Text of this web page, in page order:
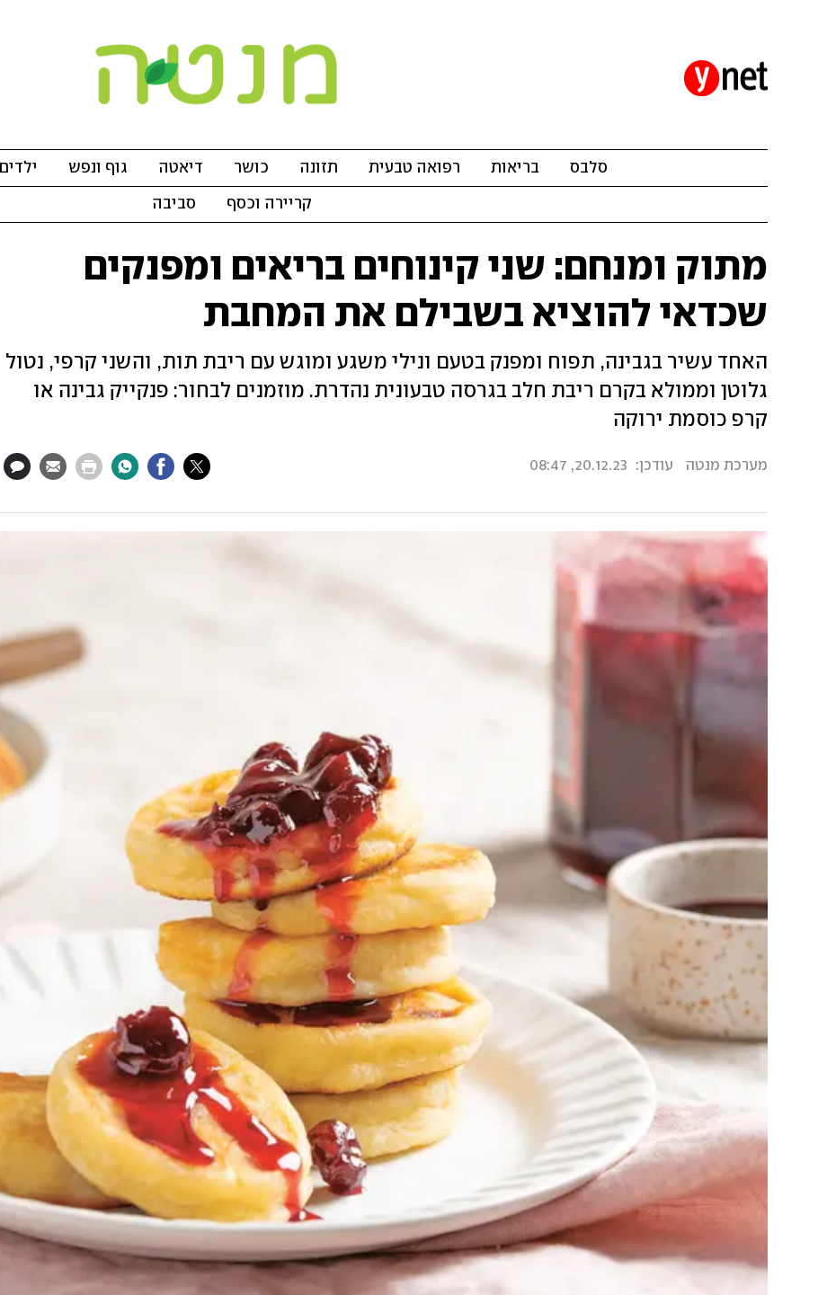
סלבס בריאות רפואה טבעית תזונה כושר דיאטה גוף ונפש ילדים
קריירה וכסף סביבה
מתוק ומנחם: שני קינוחים בריאים ומפנקים
שכדאי להוציא בשבילם את המחבת
האחד עשיר בגבינה, תפוח ומפנק בטעם ונילי משגע ומוגש עם ריבת תות, והשני קרפי, נטול
גלוטן וממולא בקרם ריבת חלב בגרסה טבעונית נהדרת. מוזמנים לבחור: פנקייק גבינה או
קרפ כוסמת ירוקה
מערכת מנטה עודכן: 20.12.23, 08:47